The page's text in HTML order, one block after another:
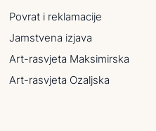
Povrat i reklamacije
Jamstvena izjava
Art-rasvjeta Maksimirska
Art-rasvjeta Ozaljska